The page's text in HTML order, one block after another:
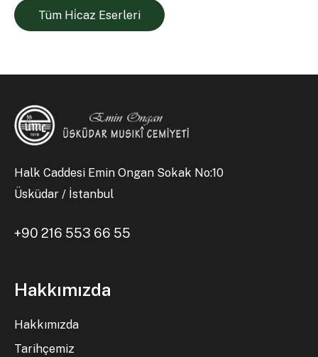
Tüm Hi̇caz Eserleri
Halk Caddesi Emin Ongan Sokak No:10
Üsküdar / İstanbul
+90 216 553 66 55
Hakkımızda
Hakkımızda
Tarihçemiz